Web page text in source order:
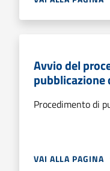
Avvio del
Procedimento di
VAI ALLA PAGINA